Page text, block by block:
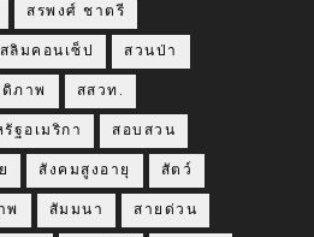
สรพงศ์ ชาตรี
สลิมคอนเซ็ป สวนป่า
ภาพ สสวท.
ฐอเมริกา สอบสวน
สังคมสูงอายุ สัตว์
พ สัมมนา สายด่วน